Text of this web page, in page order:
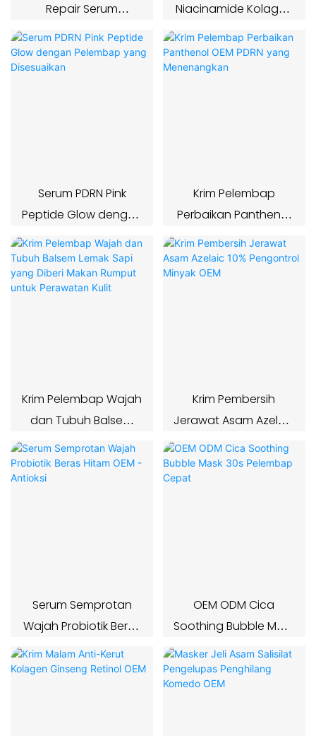
Repair Serum
Hydrating Bosin
Essence
Niacinamide Kolagen
Pemutih Wajah Anti
Kerut Vitamin C 5 in 1
Serum PDRN Pink
Peptide Glow dengan
Pelembap yang
Disesuaikan
Krim Pelembap
Perbaikan Panthenol
OEM PDRN yang
Menenangkan
Krim Pelembap Wajah
dan Tubuh Balsem
Lemak Sapi yang
Diberi Makan Rumput
untuk Perawatan Kulit
Krim Pembersih
Jerawat Asam Azelaic
10% Pengontrol
Minyak OEM
Serum Semprotan
Wajah Probiotik Beras
Hitam OEM - Antioksi
OEM ODM Cica
Soothing Bubble Mask
30s Pelembap Cepat